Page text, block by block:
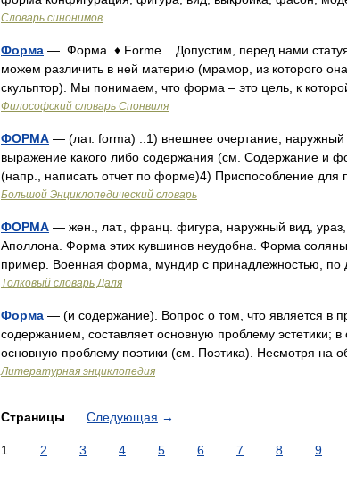
Словарь синонимов
Форма — Форма ♦ Forme Допустим, перед нами
можем различить в ней материю (мрамор, из которого
скульптор). Мы понимаем, что форма – это цель, к
Философский словарь Спонвиля
ФОРМА — (лат. forma) ..1) внешнее очертание,
выражение какого либо содержания (см. Содержание и
(напр., написать отчет по форме)4) Приспособление для
Большой Энциклопедический словарь
ФОРМА — жен., лат., франц. фигура, наружный вид,
Аполлона. Форма этих кувшинов неудобна. Форма
пример. Военная форма, мундир с принадлежностью, по
Толковый словарь Даля
Форма — (и содержание). Вопрос о том, что является в
содержанием, составляет основную проблему эстетики;
основную проблему поэтики (см. Поэтика). Несмотря на
Литературная энциклопедия
Страницы Следующая →
1 2 3 4 5 6 7 8 9